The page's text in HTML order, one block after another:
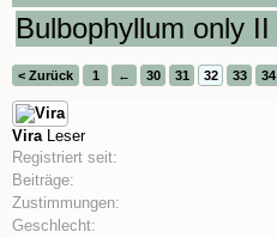
Orchideenfotos (Naturformen)
Bulbophyllum only II
< Zurück 1 ← 30 31 32 33 34
Vira Leser
Registriert seit:
Beiträge:
Zustimmungen:
Geschlecht: